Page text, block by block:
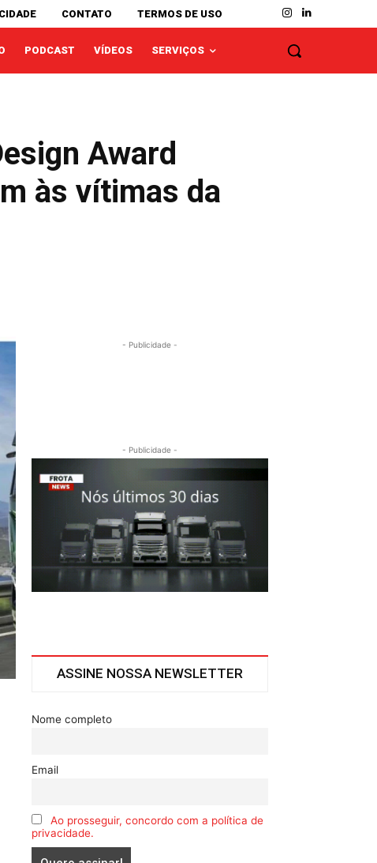
CONTATO TERMOS DE USO
PODCAST VÍDEOS SERVIÇOS
Award
às vítimas da
- Publicidade -
- Publicidade -
ASSINE NOSSA NEWSLETTER
Nome completo
Email
Ao prosseguir, concordo com a política de
privacidade.